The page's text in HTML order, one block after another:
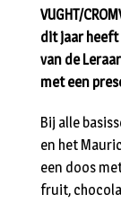
VUGHT/
dit jaar heeft
van de
met een
Bij alle
en het
een doos
fruit,